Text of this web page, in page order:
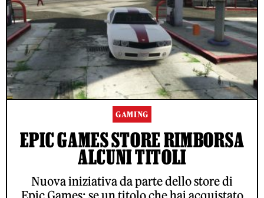
GAMING
EPIC GAMES STORE RIMBORSA
ALCUNI TITOLI
Nuova iniziativa da parte dello store di